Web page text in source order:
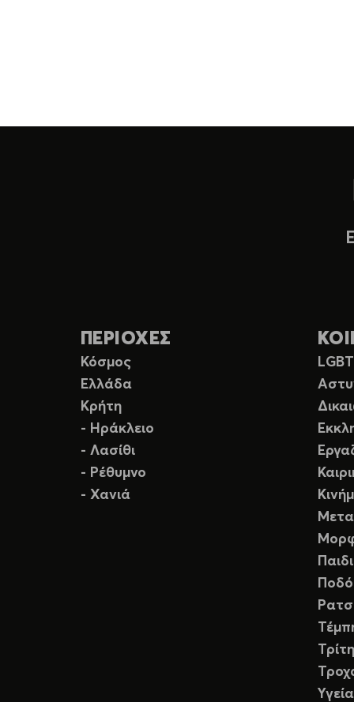
ΠΕΡΙΟΧΕΣ
Κόσμος
Ελλάδα
Κρήτη
- Ηράκλειο
- Λασίθι
- Ρέθυμνο
- Χανιά